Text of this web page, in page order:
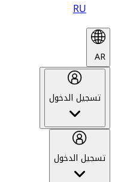
RU
AR
تسجيل الدخول
تسجيل الدخول